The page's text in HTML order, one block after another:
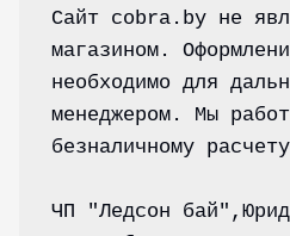
Сайт cobra.by не
магазином.
необходимо для
менеджером. Мы
безналичному
ЧП "Ледсон